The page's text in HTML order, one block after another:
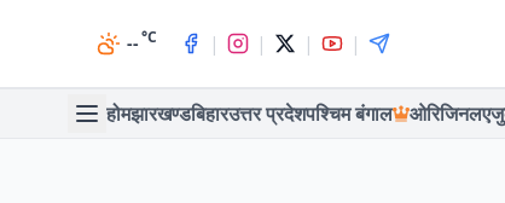
--°C | | | |
होमझारखण्डबिहारउत्तर प्रदेशपश्चिम बंगाल ओरिजिनल